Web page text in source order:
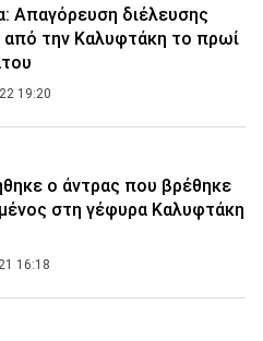
Απαγόρευση διέλευσης
την Καλυφτάκη το πρωί
19:20
ο άντρας που βρέθηκε
στη γέφυρα Καλυφτάκη
16:18